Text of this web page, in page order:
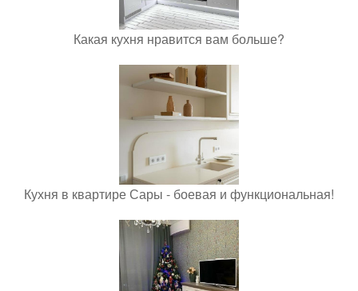
Какая кухня нравится вам больше?
Кухня в квартире Сары - боевая и функциональная!